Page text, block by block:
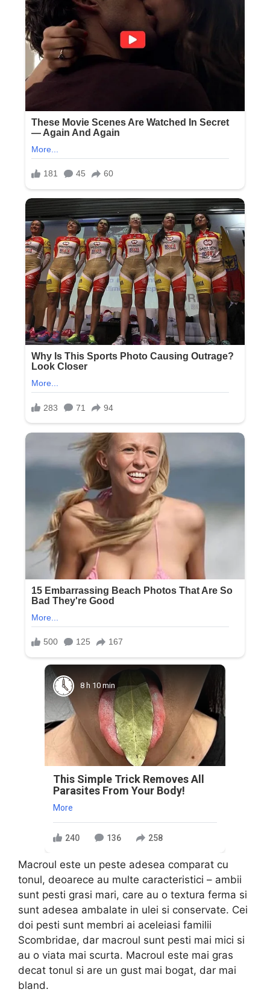
8 h 10 min
This Simple Trick Removes All
Parasites From Your Body!
More
240 136 258
Macroul este un peste adesea comparat cu
tonul, deoarece au multe caracteristici – ambii
sunt pesti grasi mari, care au o textura ferma si
sunt adesea ambalate in ulei si conservate. Cei
doi pesti sunt membri ai aceleiasi familii
Scombridae, dar macroul sunt pesti mai mici si
au o viata mai scurta. Macroul este mai gras
decat tonul si are un gust mai bogat, dar mai
bland.